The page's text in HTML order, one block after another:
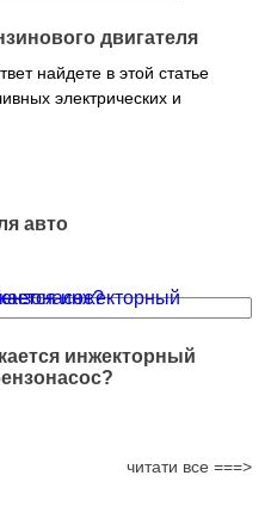
двигателя
найдете в этой статье
электрических и
авто
инжекторный
читати все ===>